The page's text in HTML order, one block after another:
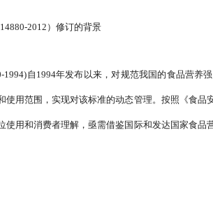
2012）修订的背景
1994)自1994年发布以来，对规范我国的食品营
使用范围，实现对该标准的动态管理。按照《食
使用和消费者理解，亟需借鉴国际和发达国家食